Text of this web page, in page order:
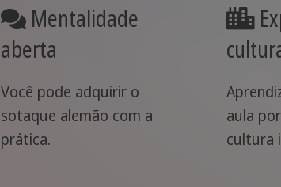
Mentalidade
aberta
Você pode adquirir o
sotaque alemão com a
prática.
aula
cultura